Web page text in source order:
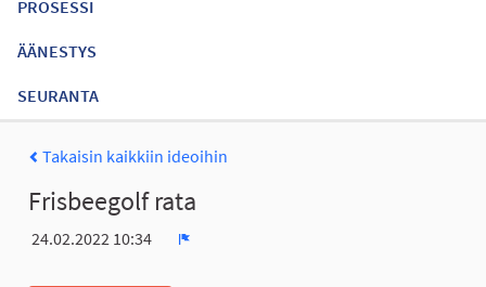
PROSESSI
ÄÄNESTYS
SEURANTA
Takaisin kaikkiin ideoihin
Frisbeegolf rata
24.02.2022 10:34